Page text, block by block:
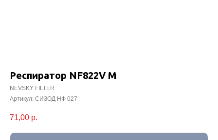
Респиратор NF822V M
NEVSKY FILTER
Артикул: СИЗОД НФ 027
71,00 р.